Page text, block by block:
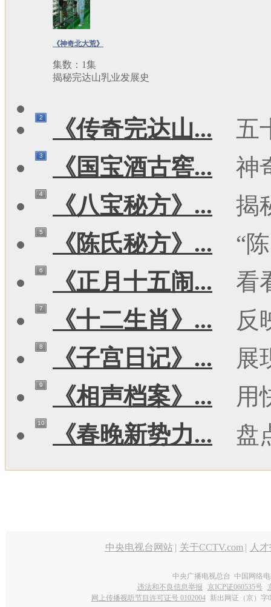
《神奇北大荒》
集数：1集
揭秘完达山乳业发展史
2 《传奇完达山... 五
3 《国宝酒古窖... 神
4 《八宝秘方》... 揭
5 《陈氏秘方》... “
6 《正月十五闹... 看
7 《十二生肖》... 反
8 《子宫日记》... 展
9 《相声档案》... 用
10 《春晚新势力... 盘
中央电视台网站 | 关于CCTV.com | 人
中央广播电视总台 中国网络
违法和不良信息举报
京ICP证060535号
网上传播视听节目许可证号 0102004 新出网证（京）